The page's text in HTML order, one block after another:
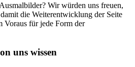
Wir würden uns freuen,
die Weiterentwicklung der Seite
Voraus für jede Form der
uns wissen